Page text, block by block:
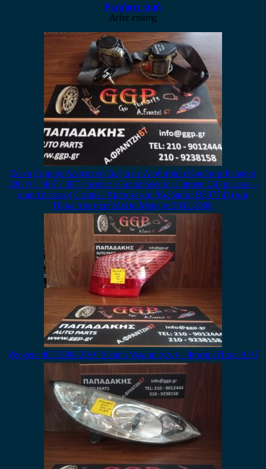
Ρωτήστε τιμή
Δείτε επίσης
Ζώνη Εμπρός Αριστερή / Δεξιά με Αισθητήρα Κρούσης Peugeot
206 (+) / 407 / 307 / Scenic / Grand Scenic / Citroen C4 (picasso –
grand picasso) Cactus / Aircross και (Κωδικός: B507743) και
Πίσω Αριστερή/Δεξια Megane 2002-2008
Peugeot 407 2008-2010 Station Wagon (s.w) – Φανάρι Πίσω Δεξί